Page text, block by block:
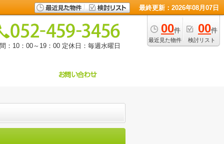
最終更新：2026年08月07日
00件
最近見た物件
00件
検討リスト
：10：00～19：00 定休日：毎週水曜日